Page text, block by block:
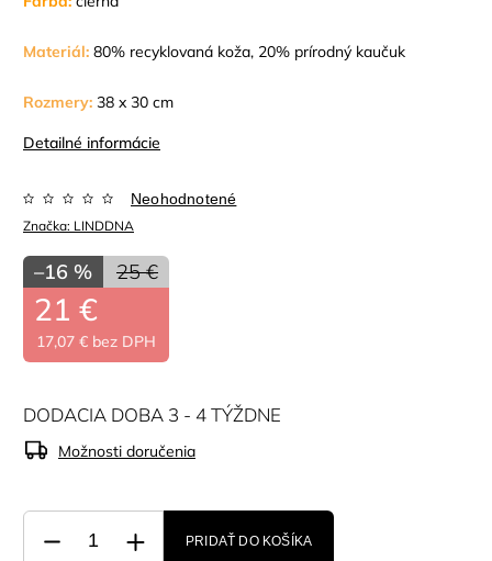
Materiál: 80% recyklovaná koža, 20% prírodný kaučuk
Rozmery: 38 x 30 cm
Detailné informácie
Značka: LINDDNA
Neohodnotené
25 €
–16 %
21 €
17,07 € bez DPH
DODACIA DOBA 3 - 4 TÝŽDNE
Možnosti doručenia
PRIDAŤ DO KOŠÍKA